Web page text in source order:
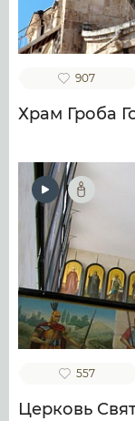
907
Храм Гроба
557
Церковь